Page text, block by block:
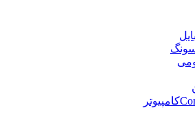
کامپیوتر